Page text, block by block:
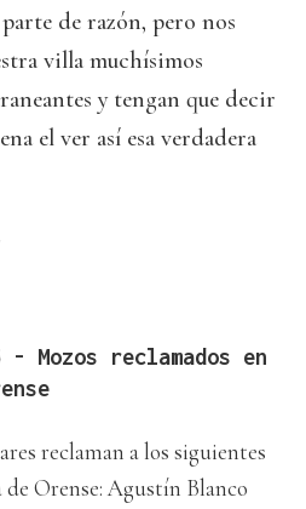
de razón, pero nos
villa muchísimos
y tengan que decir
el ver así esa verdadera
Mozos reclamados en
reclaman a los siguientes
Orense: Agustín Blanco